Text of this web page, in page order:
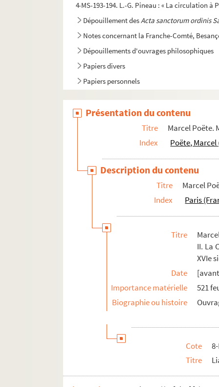
4-MS-193-194. L.-G. Pineau : « La circulation
Dépouillement desActa sanctorum ordinis
Notes concernant la Franche-Comté,
Dépouillements d'ouvrages philosophiques
Papiers divers
Papiers personnels
Présentation du contenu
Titre
Marcel Poëte.
Index
Poëte, Marcel
Description du contenu
Titre
Marcel
Index
Paris
Titre
II. La
XVIe
Date
Importance matérielle
521
Biographie ou histoire
Cote
Titre